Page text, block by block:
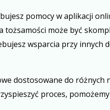
pomocy w aplikacji
może być
wsparcia przy innych
dostosowane do
proces,